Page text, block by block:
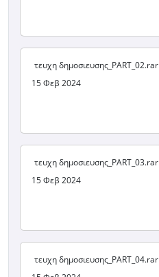
τευχη δημοσιευσης_PART_02.rar
15 Φεβ 2024
τευχη δημοσιευσης_PART_03.rar
15 Φεβ 2024
τευχη δημοσιευσης_PART_04.rar